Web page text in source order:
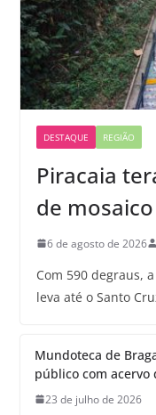
DESTAQUE REGIÃO
Piracaia
de
6 de agosto de 2026
Com 590 degraus,
leva até o Santo
Mundoteca de
público com acervo
23 de julho de 2026